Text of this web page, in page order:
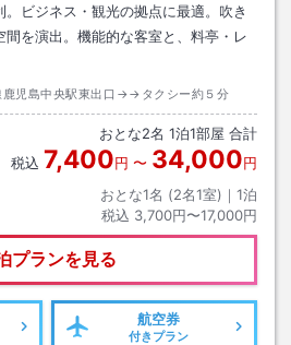
ビジネス・観光の拠点に最適。吹き
を演出。機能的な客室と、料亭・レ
鹿児島中央駅東出口→→タクシー約５分
おとな2名 1泊1部屋 合計
税込 7,400円 〜 34,000円
おとな1名 (2名1室)｜ 1泊
税込 3,700円〜17,000円
プランを見る
航空券
付きプラン